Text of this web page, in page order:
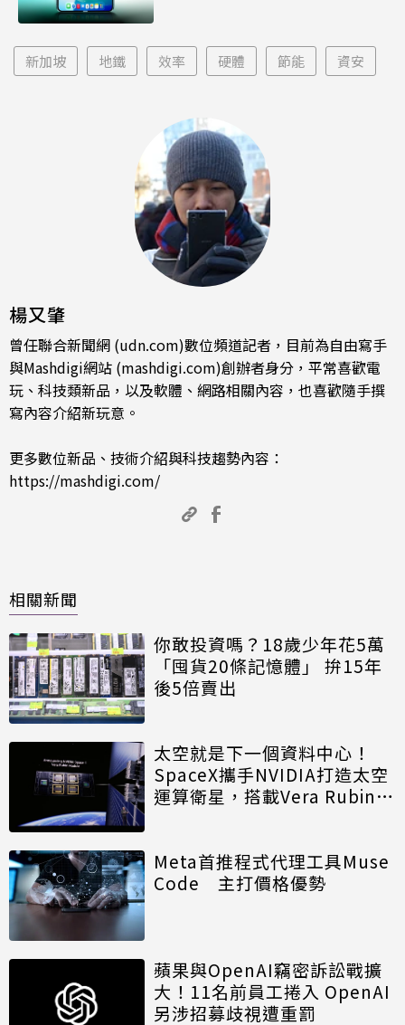
新加坡 地鐵 效率 硬體 節能 資安
楊又肇
曾任聯合新聞網 (udn.com)數位頻道記者，目前為自由寫手
與Mashdigi網站 (mashdigi.com)創辦者身分，平常喜歡電
玩、科技類新品，以及軟體、網路相關內容，也喜歡隨手撰
寫內容介紹新玩意。
更多數位新品、技術介紹與科技趨勢內容：
https://mashdigi.com/
相關新聞
你敢投資嗎？18歲少年花5萬
「囤貨20條記憶體」 拚15年
後5倍賣出
太空就是下一個資料中心！
SpaceX攜手NVIDIA打造太空
運算衛星，搭載Vera Rubin運
Meta首推程式代理工具Muse
Code 主打價格優勢
蘋果與OpenAI竊密訴訟戰擴
大！11名前員工捲入 OpenAI
另涉招募歧視遭重罰